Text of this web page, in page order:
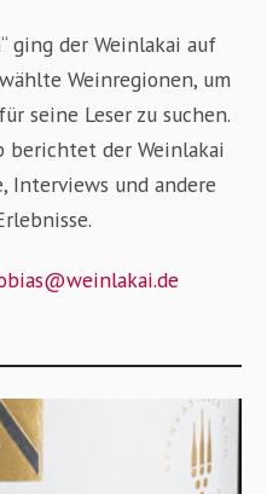
ging der Weinlakai auf
Weinregionen, um
seine Leser zu suchen.
berichtet der Weinlakai
Interviews und andere